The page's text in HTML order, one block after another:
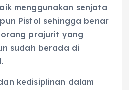
menggunakan senjata
Pistol sehingga benar
prajurit yang
sudah berada di
kedisiplinan dalam